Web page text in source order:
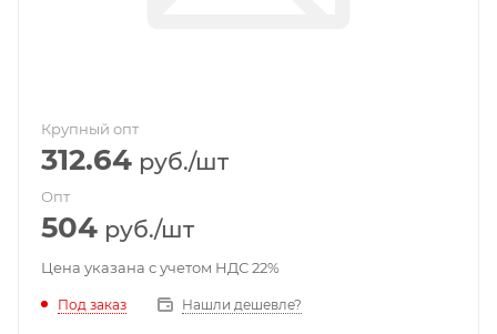
Крупный опт
312.64 руб./шт
Опт
504 руб./шт
Цена указана с учетом НДС 22%
Под заказ Нашли дешевле?